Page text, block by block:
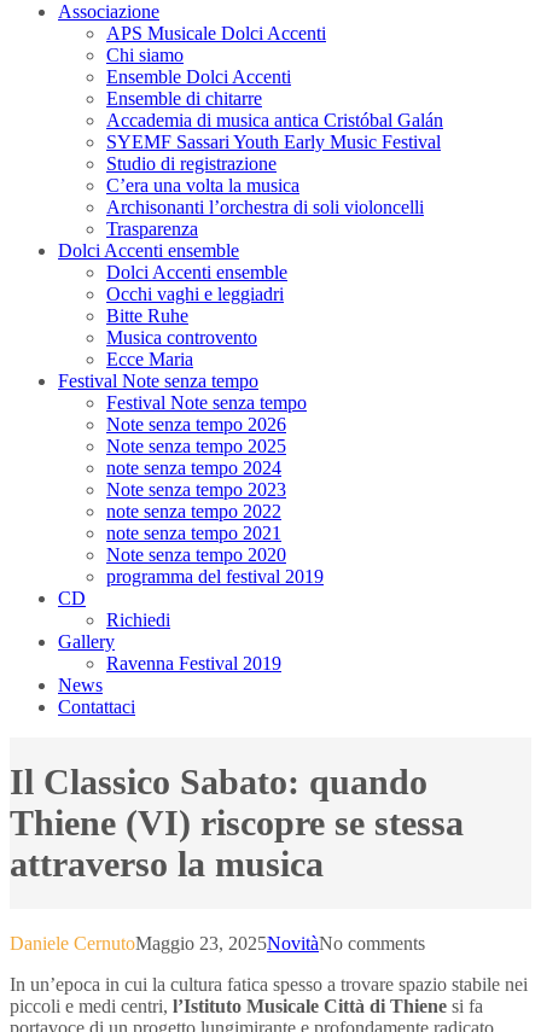
Associazione
APS Musicale Dolci Accenti
Chi siamo
Ensemble Dolci Accenti
Ensemble di chitarre
Accademia di musica antica Cristóbal Galán
SYEMF Sassari Youth Early Music Festival
Studio di registrazione
C’era una volta la musica
Archisonanti l’orchestra di soli violoncelli
Trasparenza
Dolci Accenti ensemble
Dolci Accenti ensemble
Occhi vaghi e leggiadri
Bitte Ruhe
Musica controvento
Ecce Maria
Festival Note senza tempo
Festival Note senza tempo
Note senza tempo 2026
Note senza tempo 2025
note senza tempo 2024
Note senza tempo 2023
note senza tempo 2022
note senza tempo 2021
Note senza tempo 2020
programma del festival 2019
CD
Richiedi
Gallery
Ravenna Festival 2019
News
Contattaci
Il Classico Sabato: quando
Thiene (VI) riscopre se stessa
attraverso la musica
Daniele CernutoMaggio 23, 2025NovitàNo comments
In un’epoca in cui la cultura fatica spesso a trovare spazio stabile nei
piccoli e medi centri, l’Istituto Musicale Città di Thiene si fa
portavoce di un progetto lungimirante e profondamente radicato